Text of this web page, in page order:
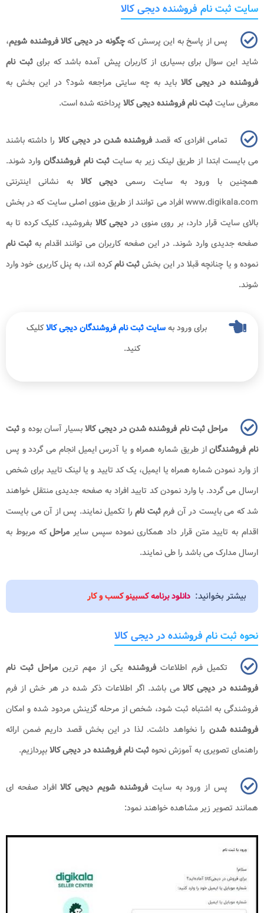
سایت ثبت نام فروشنده دیجی کالا
پس از پاسخ به این پرسش کهچگونه در دیجی کالا فروشنده شویم،
شاید این سوال برای بسیاری از کاربران پیش آمده باشد که برایثبت نام
فروشنده در دیجی کالا باید به چه سایتی مراجعه شود؟ در این بخش به
معرفی سایتثبت نام فروشنده دیجی کالا پرداخته شده است.
تمامی افرادی که قصدفروشنده شدن در دیجی کالا را داشته باشند
می بایست ابتدا از طریق لینک زیر به سایتثبت نام فروشندگانوارد شوند.
همچنین با ورود به سایت رسمی دیجی کالابه نشانی اینترنتی
www.digikala.comافراد می توانند از طریق منوی اصلی سایت که در بخش
بالای سایت قرار دارد، بر روی منوی در دیجی کالا بفروشید، کلیک کرده تا به
صفحه جدیدی وارد شوند. در این صفحه کاربران می توانند اقدام بهثبت نام
نموده و یا چنانچه قبلا در این بخشثبت نامکرده اند، به پنل کاربری خود وارد
شوند.
برای ورود بهسایت ثبت نام فروشندگان دیجی کالاکلیک
کنید.
مراحل ثبت نام فروشنده شدن در دیجی کالابسیار آسان بوده وثبت
نام فروشندگاناز طریق شماره همراه و یا آدرس ایمیل انجام می گردد و پس
از وارد نمودن شماره همراه یا ایمیل، یک کد تایید و یا لینک تایید برای شخص
ارسال می گردد. با وارد نمودن کد تایید افراد به صفحه جدیدی منتقل خواهند
شد که می بایست در آن فرمثبت نام را تکمیل نمایند. پس از آن می بایست
اقدام به تایید متن قرار داد همکاری نموده سپس سایر مراحلکه مربوط به
ارسال مدارک می باشد را طی نمایند.
بیشتر بخوانید: دانلود برنامه کسبینو کسب و کار
نحوه ثبت نام فروشنده در دیجی کالا
تکمیل فرم اطلاعاتفروشنده یکی از مهم ترین مراحل ثبت نام
فروشنده در دیجی کالامی باشد. اگر اطلاعات ذکر شده در هر خش از فرم
فروشندگی به اشتباه ثبت شود، شخص از مرحله گزینش مردود شده و امکان
فروشنده شدن را نخواهد داشت. لذا در این بخش قصد داریم ضمن ارائه
راهنمای تصویری به آموزش نحوهثبت نام فروشنده در دیجی کالابپردازیم.
پس از ورود به سایتفروشنده شویم دیجی کالاافراد صفحه ای
همانند تصویر زیر مشاهده خواهند نمود: